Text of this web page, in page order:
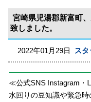
宮崎県児湯郡新富町
致しました。
2022年01月29日 ス
≪公式SNS Instagram・
水回りの豆知識や緊急